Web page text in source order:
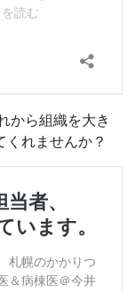
から組織を大き
くれませんか？